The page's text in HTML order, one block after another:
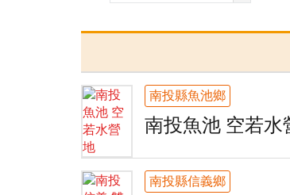
南投縣魚池鄉
南投魚池 空若水
南投縣信義鄉